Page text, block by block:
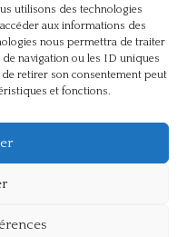
utilisons des technologies
aux informations des
nous permettra de traiter
navigation ou les ID uniques
retirer son consentement peut
et fonctions.
médias(750)